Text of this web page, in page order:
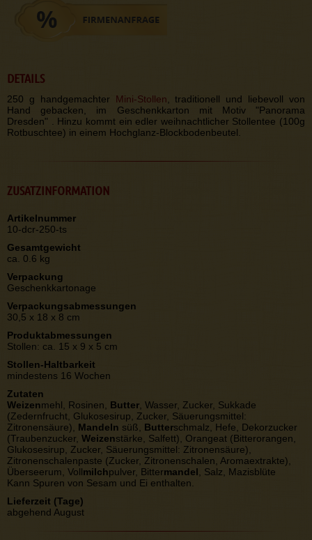
DETAILS
250 g handgemachter Mini-Stollen , traditionell und liebevoll von
Hand gebacken, im Geschenkkarton mit Motiv "Panorama
Dresden" . Hinzu kommt ein edler weihnachtlicher Stollentee (100g
Rotbuschtee) in einem Hochglanz-Blockbodenbeutel.
ZUSATZINFORMATION
Artikelnummer
10-dcr-250-ts
Gesamtgewicht
ca. 0.6 kg
Verpackung
Geschenkkartonage
Verpackungsabmessungen
30,5 x 18 x 8 cm
Produktabmessungen
Stollen: ca. 15 x 9 x 5 cm
Stollen-Haltbarkeit
mindestens 16 Wochen
Zutaten
Weizenmehl, Rosinen, Butter , Wasser, Zucker, Sukkade
(Zedernfrucht, Glukosesirup, Zucker, Säuerungsmittel:
Zitronensäure), Mandeln süß, Butterschmalz, Hefe, Dekorzucker
(Traubenzucker, Weizenstärke, Salfett), Orangeat (Bitterorangen,
Glukosesirup, Zucker, Säuerungsmittel: Zitronensäure),
Zitronenschalenpaste (Zucker, Zitronenschalen, Aromaextrakte),
Überseerum, Vollmilchpulver, Bittermandel , Salz, Mazisblüte
Kann Spuren von Sesam und Ei enthalten.
Lieferzeit (Tage)
abgehend August